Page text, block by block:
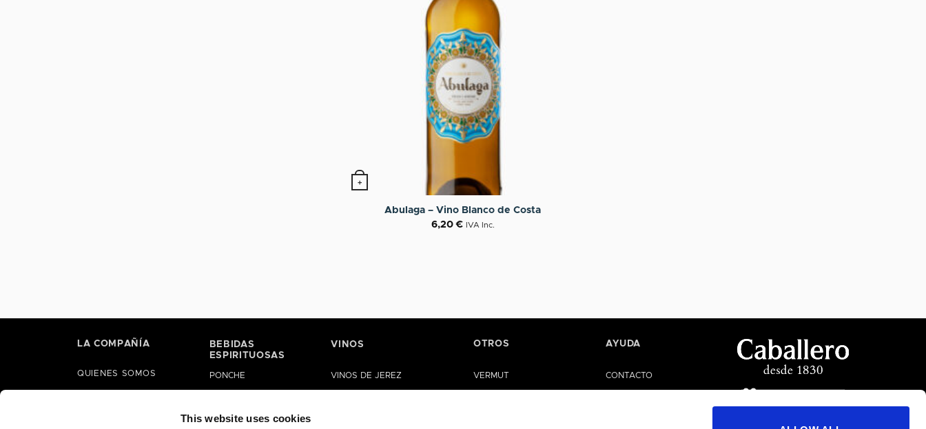
This website uses cookies
+
Abulaga – Vino Blanco de Costa
6,20€ IVA Inc.
LA COMPAÑÍA
QUIENES SOMOS
BEBIDAS
ESPIRITUOSAS
PONCHE
GINEBRAS
VINOS
VINOS DE JEREZ
OTROS
VERMUT
AYUDA
CONTACTO